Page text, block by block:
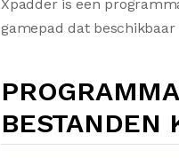
Xpadder is een
gamepad dat
BESTANDEN